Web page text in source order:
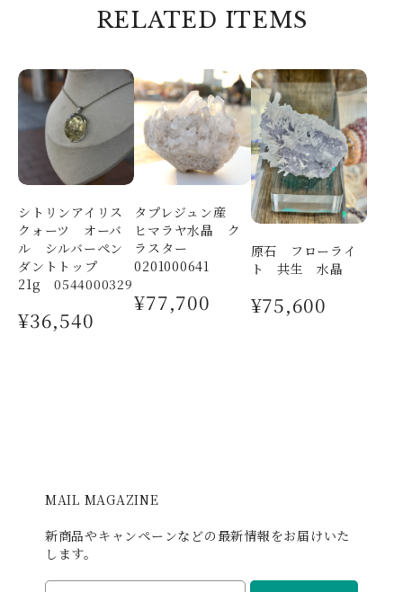
しくださいませ。 お待ちしております。 代
表 中村
I様専用
2026/03/08
果蓮先生のリーディングでの紹介のアクアマリン、とっ
ても美しいです🩵小玉ながら輝きがしっかりとあり、さ
すがはトライアングルさまの石の品質だと思いました。
合わせていただいたパールの照りも美しいです。 あまり
玉で作ってくださったチャームもとても可愛いです✨ 大
切に身につけさせていただきます💖
I様 ご感想をお寄せいただき、ありがとう
I様専用
お迎えしたレッドジャスパーのフクロウちゃん、玄関に
飾らせていただいています😊 落ち着いた赤色と飄々とし
RELATED ITEMS
シトリンアイリス
クォーツ オーバ
ル シルバーペン
ダントトップ
21g 0544000329
¥36,540
タプレジュン産
ヒマラヤ水晶 ク
ラスター
0201000641
¥77,700
原石 フローライ
ト 共生 水晶
¥75,600
MAIL MAGAZINE
新商品やキャンペーンなどの最新情報をお届けいた
します。